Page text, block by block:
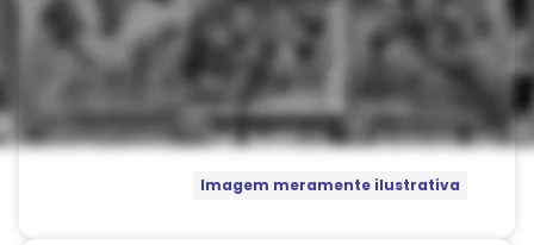
Imagem meramente ilustrativa